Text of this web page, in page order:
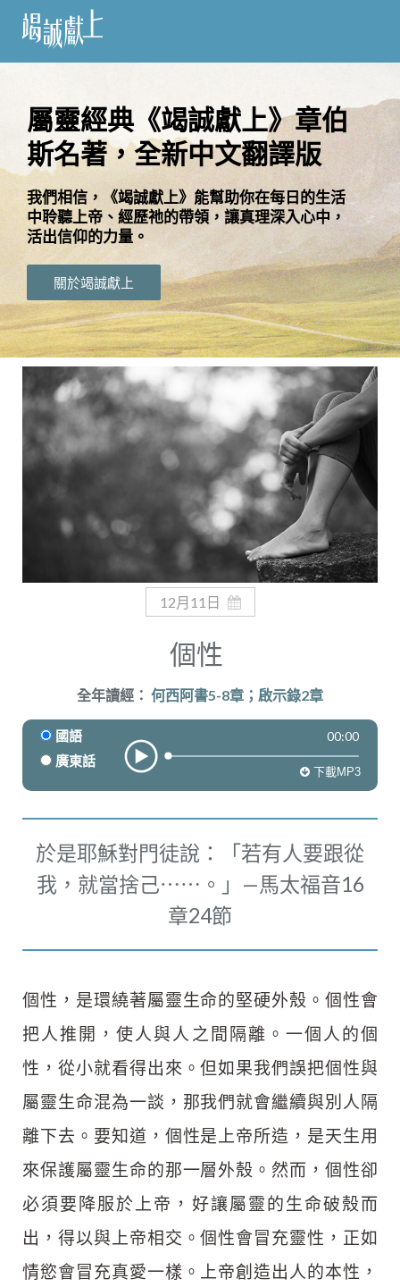
閱
語
言
關
於
竭
誠
獻
上
奉獻
屬靈經典《竭誠獻上》章伯
斯名著，全新中文翻譯版
我們相信，《竭誠獻上》能幫助你在每日的生活
中聆聽上帝、經歷祂的帶領，讓真理深入心中，
活出信仰的力量。
關於竭誠獻上
12月11日
個性
全年讀經： 何西阿書5-8章；啟示錄2章
國語
廣東話
00:00
下載MP3
於是耶穌對門徒說：「若有人要跟從
我，就當捨己⋯⋯。」—馬太福音16
章24節
個性，是環繞著屬靈生命的堅硬外殼。個性會
把人推開，使人與人之間隔離。一個人的個
性，從小就看得出來。但如果我們誤把個性與
屬靈生命混為一談，那我們就會繼續與別人隔
離下去。要知道，個性是上帝所造，是天生用
來保護屬靈生命的那一層外殼。然而，個性卻
必須要降服於上帝，好讓屬靈的生命破殼而
出，得以與上帝相交。個性會冒充靈性，正如
情慾會冒充真愛一樣。上帝創造出人的本性，